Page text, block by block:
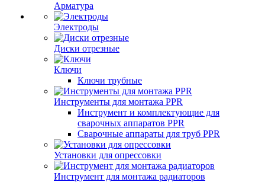
Арматура
Электроды
Диски отрезные
Ключи
Ключи трубные
Инструменты для монтажа PPR
Инструмент и комплектующие для
сварочных аппаратов PPR
Сварочные аппараты для труб PPR
Установки для опрессовки
Инструмент для монтажа радиаторов